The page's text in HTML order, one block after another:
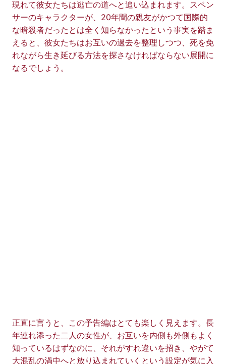
現れて彼女たちは逃亡の道へと追い込まれます。スペン
サーのキャラクターが、20年間の親友がかつて国際的
な暗殺者だったとは全く知らなかったという事実を踏ま
えると、彼女たちはお互いの過去を整理しつつ、死を免
れながら生き延びる方法を探さなければならない展開に
なるでしょう。
正直に言うと、この予告編はとても楽しく見えます。長
年連れ添った二人の女性が、お互いを内側も外側もよく
知っているはずなのに、それがすれ違いを招き、やがて
大混乱の渦中へと放り込まれていくという設定が気に入